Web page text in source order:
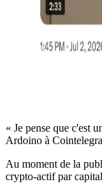
« Je pense que c'est
Ardoino à
Au moment de la
crypto-actif par